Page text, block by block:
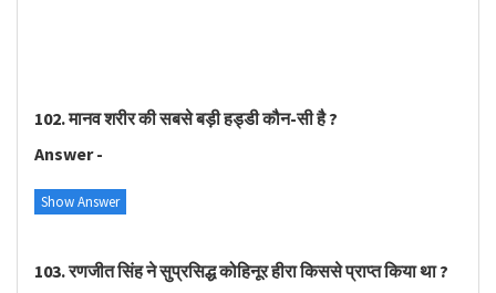
102. मानव शरीर की सबसे बड़ी हड्डी कौन-सी है ?
Answer -
Show Answer
103. रणजीत सिंह ने सुप्रसिद्ध कोहिनूर हीरा किससे प्राप्त किया था ?